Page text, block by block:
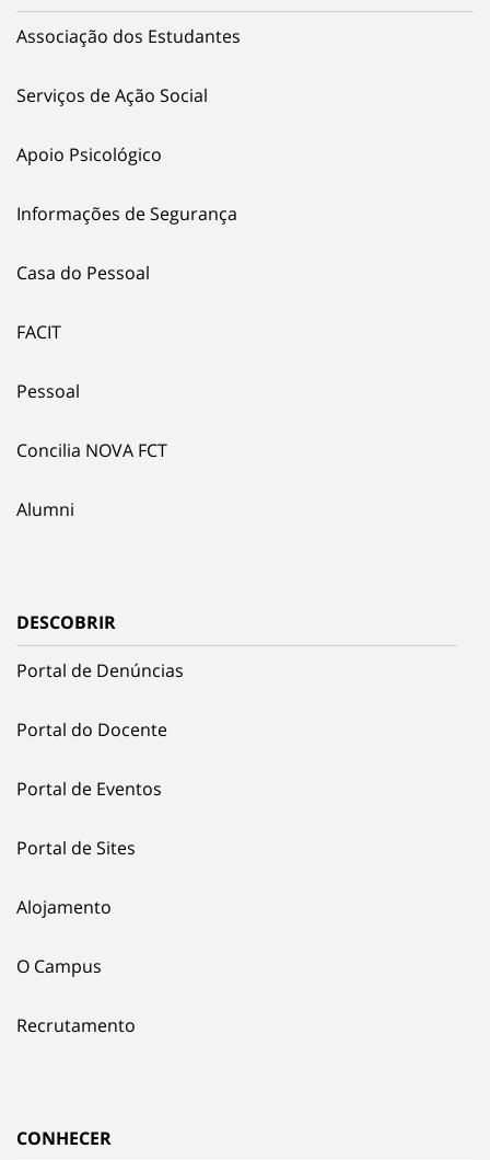
Associação dos Estudantes
Serviços de Ação Social
Apoio Psicológico
Informações de Segurança
Casa do Pessoal
FACIT
Pessoal
Concilia NOVA FCT
Alumni
DESCOBRIR
Portal de Denúncias
Portal do Docente
Portal de Eventos
Portal de Sites
Alojamento
O Campus
Recrutamento
CONHECER